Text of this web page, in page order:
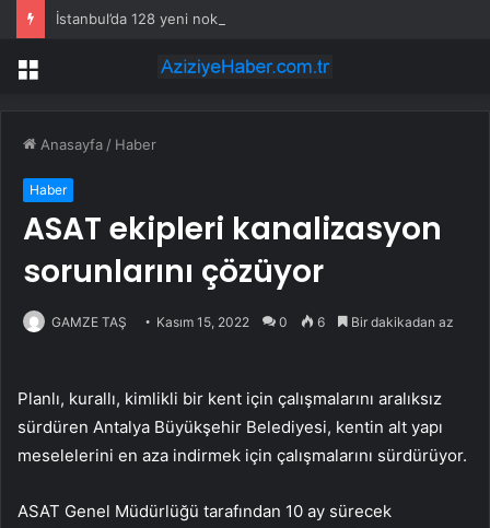
İstanbul’da 128 yeni noktaya daha EDS geliyor
Menü
Anasayfa / Haber
Haber
ASAT ekipleri kanalizasyon
sorunlarını çözüyor
GAMZE TAŞ Kasım 15, 2022 0 6 Bir dakikadan az
Planlı, kurallı, kimlikli bir kent için çalışmalarını aralıksız
sürdüren Antalya Büyükşehir Belediyesi, kentin alt yapı
meselelerini en aza indirmek için çalışmalarını sürdürüyor.
ASAT Genel Müdürlüğü tarafından 10 ay sürecek